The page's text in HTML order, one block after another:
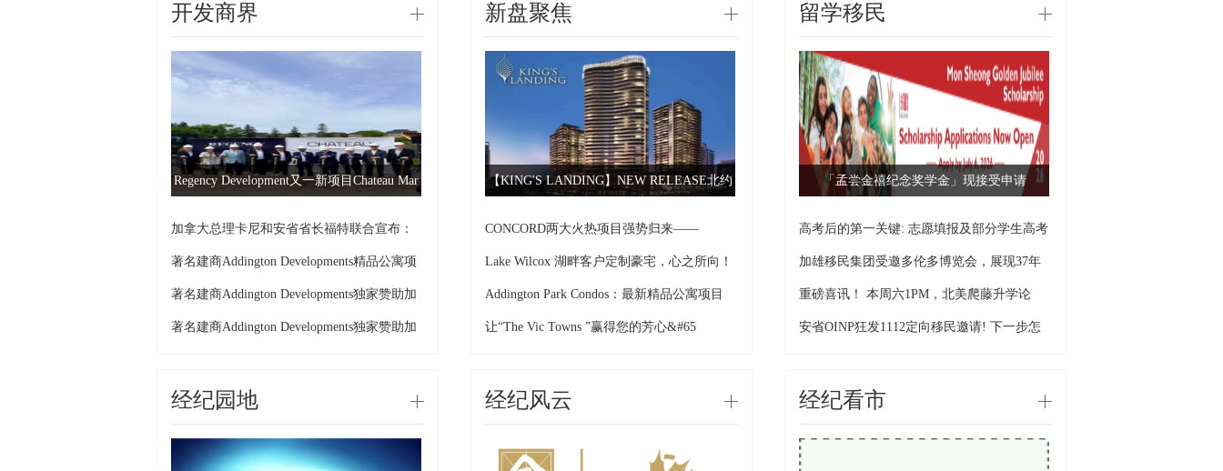
开发商界
Regency Development又一新项目Chateau Mar
加拿大总理卡尼和安省省长福特联合宣布：
安
著名建商Addington Developments精品公寓项
著名建商Addington Developments独家赞助加
著名建商Addington Developments独家赞助加
新盘聚焦
【KING'S LANDING】NEW RELEASE北约
CONCORD两大火热项目强势归来——
CONCORD多
Lake Wilcox 湖畔客户定制豪宅，心之所向！
Addington Park Condos：最新精品公寓项目
让“The Vic Towns ”赢得您的芳心&#65
留学移民
「孟尝金禧纪念奖学金」现接受申请
高考后的第一关键: 志愿填报及部分学生高考
加雄移民集团受邀多伦多博览会，展现37年
专
重磅喜讯！ 本周六1PM，北美爬藤升学论
坛！
安省OINP狂发1112定向移民邀请! 下一步怎
经纪园地 经纪风云 经纪看市